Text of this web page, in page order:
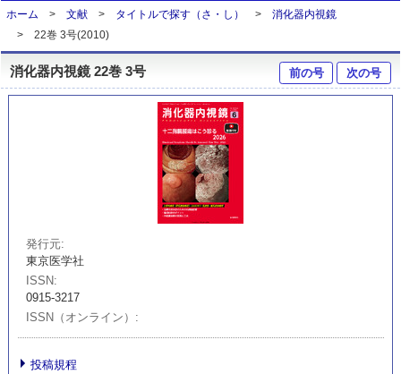
ホーム 文献 タイトルで探す（さ・し）
消化器内視鏡
22巻 3号(2010)
消化器内視鏡 22巻 3号 前の号 次の号
発行元
東京医学社
ISSN
0915-3217
ISSN（オンライン）
投稿規程